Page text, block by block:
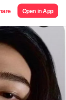
Open in App